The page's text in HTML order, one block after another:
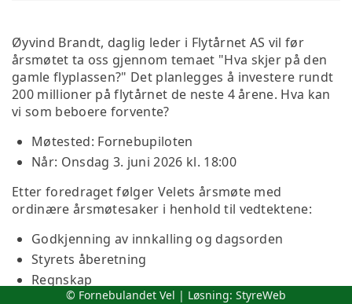
Øyvind Brandt, daglig leder i Flytårnet AS vil før
årsmøtet ta oss gjennom temaet "Hva skjer på den
gamle flyplassen?" Det planlegges å investere rundt
200 millioner på flytårnet de neste 4 årene. Hva kan
vi som beboere forvente?
Møtested: Fornebupiloten
Når: Onsdag 3. juni 2026 kl. 18:00
Etter foredraget følger Velets årsmøte med
ordinære årsmøtesaker i henhold til vedtektene:
Godkjenning av innkalling og dagsorden
Styrets åberetning
Regnskap
Årsbudsjett drøftes
© Fornebulandet Vel | Løsning: StyreWeb